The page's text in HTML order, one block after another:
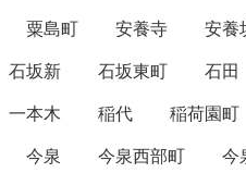
粟島町 安養寺 安養
石坂新 石坂東町 石田
一本木 稲代 稲荷園町
今泉 今泉西部町 今